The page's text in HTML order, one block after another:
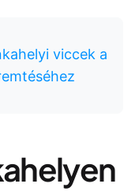
viccek a